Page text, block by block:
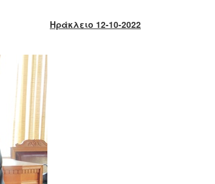
Ηράκλειο 12-10-2022